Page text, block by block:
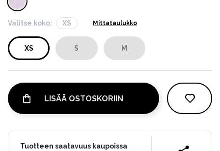
Valitse koko: XS Mittataulukko
XS S M
LISÄÄ OSTOSKORIIN
Tuotteen saatavuus kaupoissa